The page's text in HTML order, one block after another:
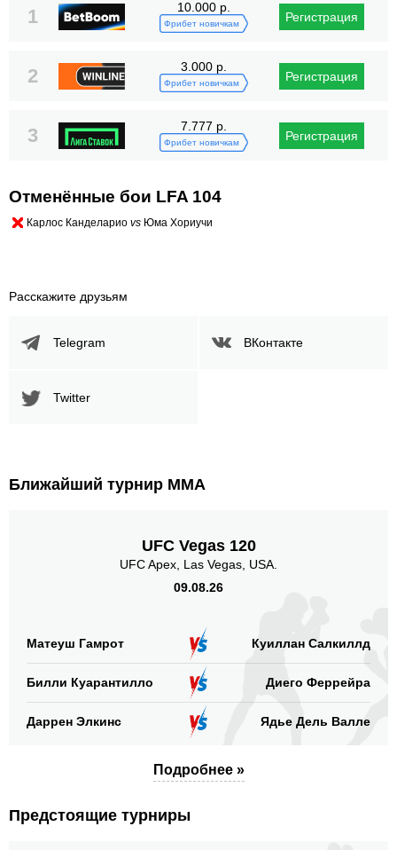
1 10.000 р.
Фрибет новичкам Регистрация
2 3.000 р.
Фрибет новичкам Регистрация
3 7.777 р.
Фрибет новичкам Регистрация
Отменённые бои LFA 104
Карлос Канделарио vs Юма Хориучи
Расскажите друзьям
Telegram ВКонтакте
Twitter
Ближайший турнир ММА
UFC Vegas 120
UFC Apex, Las Vegas, USA.
09.08.26
Матеуш Гамрот Куиллан Салкиллд
Билли Куарантилло Диего Феррейра
Даррен Элкинс Ядье Дель Валле
Подробнее »
Предстоящие турниры